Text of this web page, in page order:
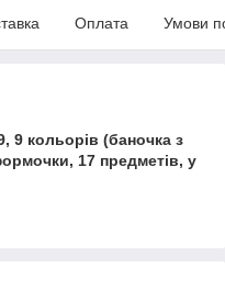
Оплата Умови
9 кольорів (баночка з
17 предметів, у